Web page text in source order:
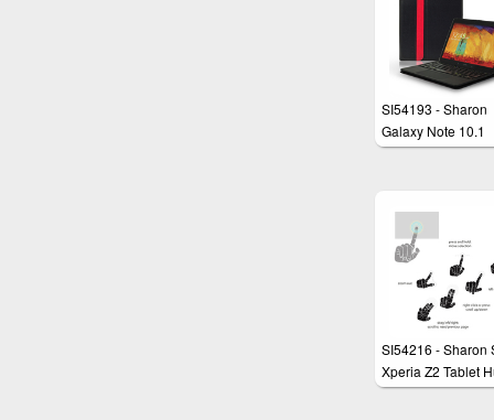
SI54193 - Sharon
Galaxy Note 10.1
Edition 2014 -
Tastatur und
einzigartigem,
integriertem
Multitouchpad
SI54216 - Sharon
Xperia Z2 Tablet
mit magnetisch